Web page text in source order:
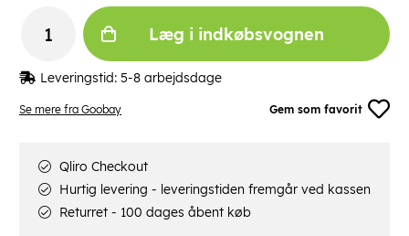
Se mere fra Goobay Gem som favorit
Læg i indkøbsvognen
Leveringstid: 5-8 arbejdsdage
Qliro Checkout
Hurtig levering - leveringstiden fremgår ved kassen
Returret - 100 dages åbent køb